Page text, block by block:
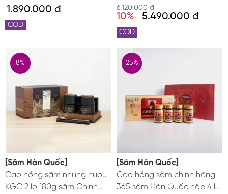
1.890.000 đ
COD
Jung Kwan Jang
6.120.000 đ
10% 5.490.000 đ
COD
[Sâm Hàn Quốc]
Cao hồng sâm nhung hươu
KGC 2 lọ 180g sâm Chính
8%
[Sâm Hàn Quốc]
Cao hồng sâm chính hãng
365 sâm Hàn Quốc hộp 4 lọ
25%